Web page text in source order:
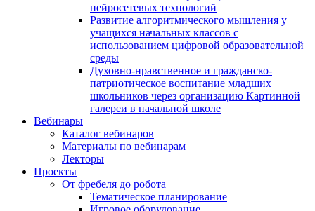
нейросетевых технологий
Развитие алгоритмического мышления у
учащихся начальных классов с
использованием цифровой образовательной
среды
Духовно-нравственное и гражданско-
патриотическое воспитание младших
школьников через организацию Картинной
галереи в начальной школе
Вебинары
Каталог вебинаров
Материалы по вебинарам
Лекторы
Проекты
От фребеля до робота
Тематическое планирование